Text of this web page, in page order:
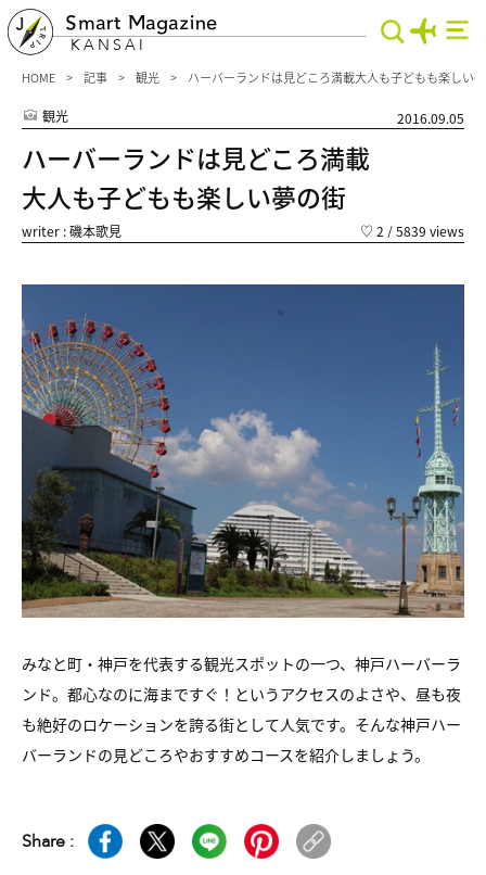
Smart Magazine
KANSAI
HOME 記事 観光 ハーバーランドは見どころ満載大人も子どもも楽しい
観光 2016.09.05
ハーバーランドは見どころ満載
大人も子どもも楽しい夢の街
writer : 磯本歌見 ♡ 2 / 5839 views
みなと町・神戸を代表する観光スポットの一つ、神戸ハーバーラ
ンド。都心なのに海まですぐ！というアクセスのよさや、昼も夜
も絶好のロケーションを誇る街として人気です。そんな神戸ハー
バーランドの見どころやおすすめコースを紹介しましょう。
Share :